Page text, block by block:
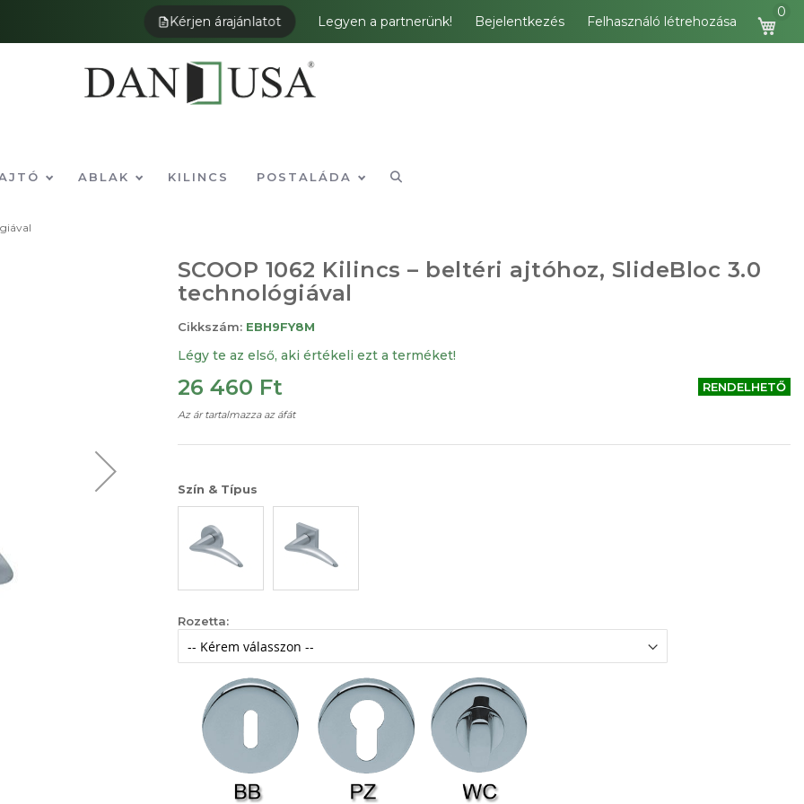
Kérjen árajánlatot Legyen a partnerünk! Bejelentkezés Felhasználó létrehozása
ABLAK KILINCS POSTALÁDA
SCOOP 1062 Kilincs – beltéri ajtóhoz, SlideBloc 3.0
technológiával
Cikkszám: EBH9FY8M
Légy te az első, aki értékeli ezt a terméket!
26 460 Ft
Az ár tartalmazza az áfát
RENDELHETŐ
Szín & Típus
Rozetta: